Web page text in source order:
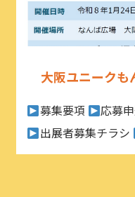
大阪ユニーク
募集要項 応募
出展者募集チラシ